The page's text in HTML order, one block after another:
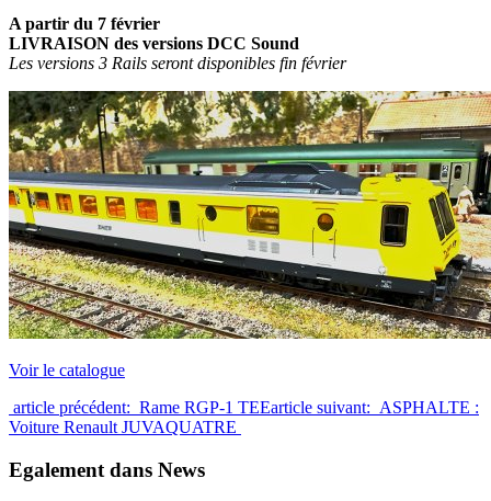
A partir du 7 février
LIVRAISON des versions DCC Sound
Les versions 3 Rails seront disponibles fin février
Voir le catalogue
article précédent: Rame RGP-1 TEEarticle suivant: ASPHALTE :
Voiture Renault JUVAQUATRE
Egalement dans News